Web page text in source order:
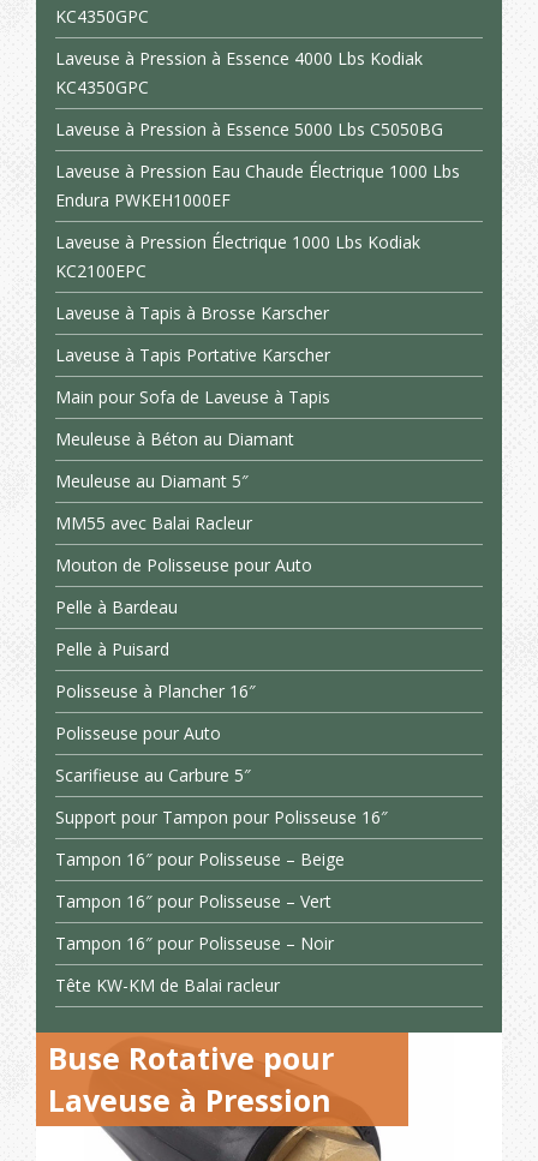
KC4350GPC
Laveuse à Pression à Essence 4000 Lbs Kodiak
KC4350GPC
Laveuse à Pression à Essence 5000 Lbs C5050BG
Laveuse à Pression Eau Chaude Électrique 1000 Lbs
Endura PWKEH1000EF
Laveuse à Pression Électrique 1000 Lbs Kodiak
KC2100EPC
Laveuse à Tapis à Brosse Karscher
Laveuse à Tapis Portative Karscher
Main pour Sofa de Laveuse à Tapis
Meuleuse à Béton au Diamant
Meuleuse au Diamant 5″
MM55 avec Balai Racleur
Mouton de Polisseuse pour Auto
Pelle à Bardeau
Pelle à Puisard
Polisseuse à Plancher 16″
Polisseuse pour Auto
Scarifieuse au Carbure 5″
Support pour Tampon pour Polisseuse 16″
Tampon 16″ pour Polisseuse – Beige
Tampon 16″ pour Polisseuse – Vert
Tampon 16″ pour Polisseuse – Noir
Tête KW-KM de Balai racleur
Buse Rotative pour
Laveuse à Pression